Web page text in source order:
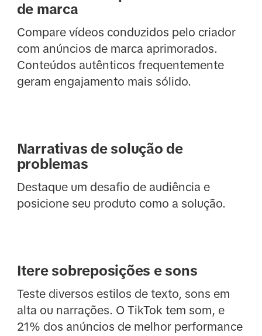
de marca
Compare vídeos conduzidos pelo criador
com anúncios de marca aprimorados.
Conteúdos autênticos frequentemente
geram engajamento mais sólido.
Narrativas de solução de
problemas
Destaque um desafio de audiência e
posicione seu produto como a solução.
Itere sobreposições e sons
Teste diversos estilos de texto, sons em
alta ou narrações. O TikTok tem som, e
21% dos anúncios de melhor performance